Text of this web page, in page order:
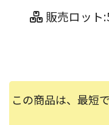
販売ロット
この商品は、最短で